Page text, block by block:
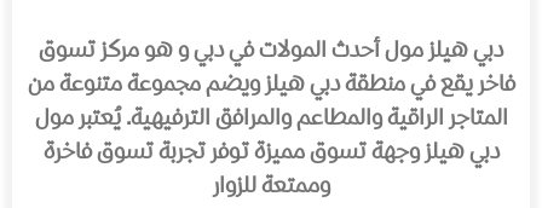
دبي هيلز مول أحدث المولات في دبي و هو مركز تسوق
فاخر يقع في منطقة دبي هيلز ويضم مجموعة متنوعة من
المتاجر الراقية والمطاعم والمرافق الترفيهية. يُعتبر مول
دبي هيلز وجهة تسوق مميزة توفر تجربة تسوق فاخرة
وممتعة للزوار